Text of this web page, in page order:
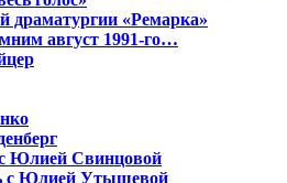
драматургии «Ремарка»
август 1991-го…
Юлией Свинцовой
с Юлией Утышевой